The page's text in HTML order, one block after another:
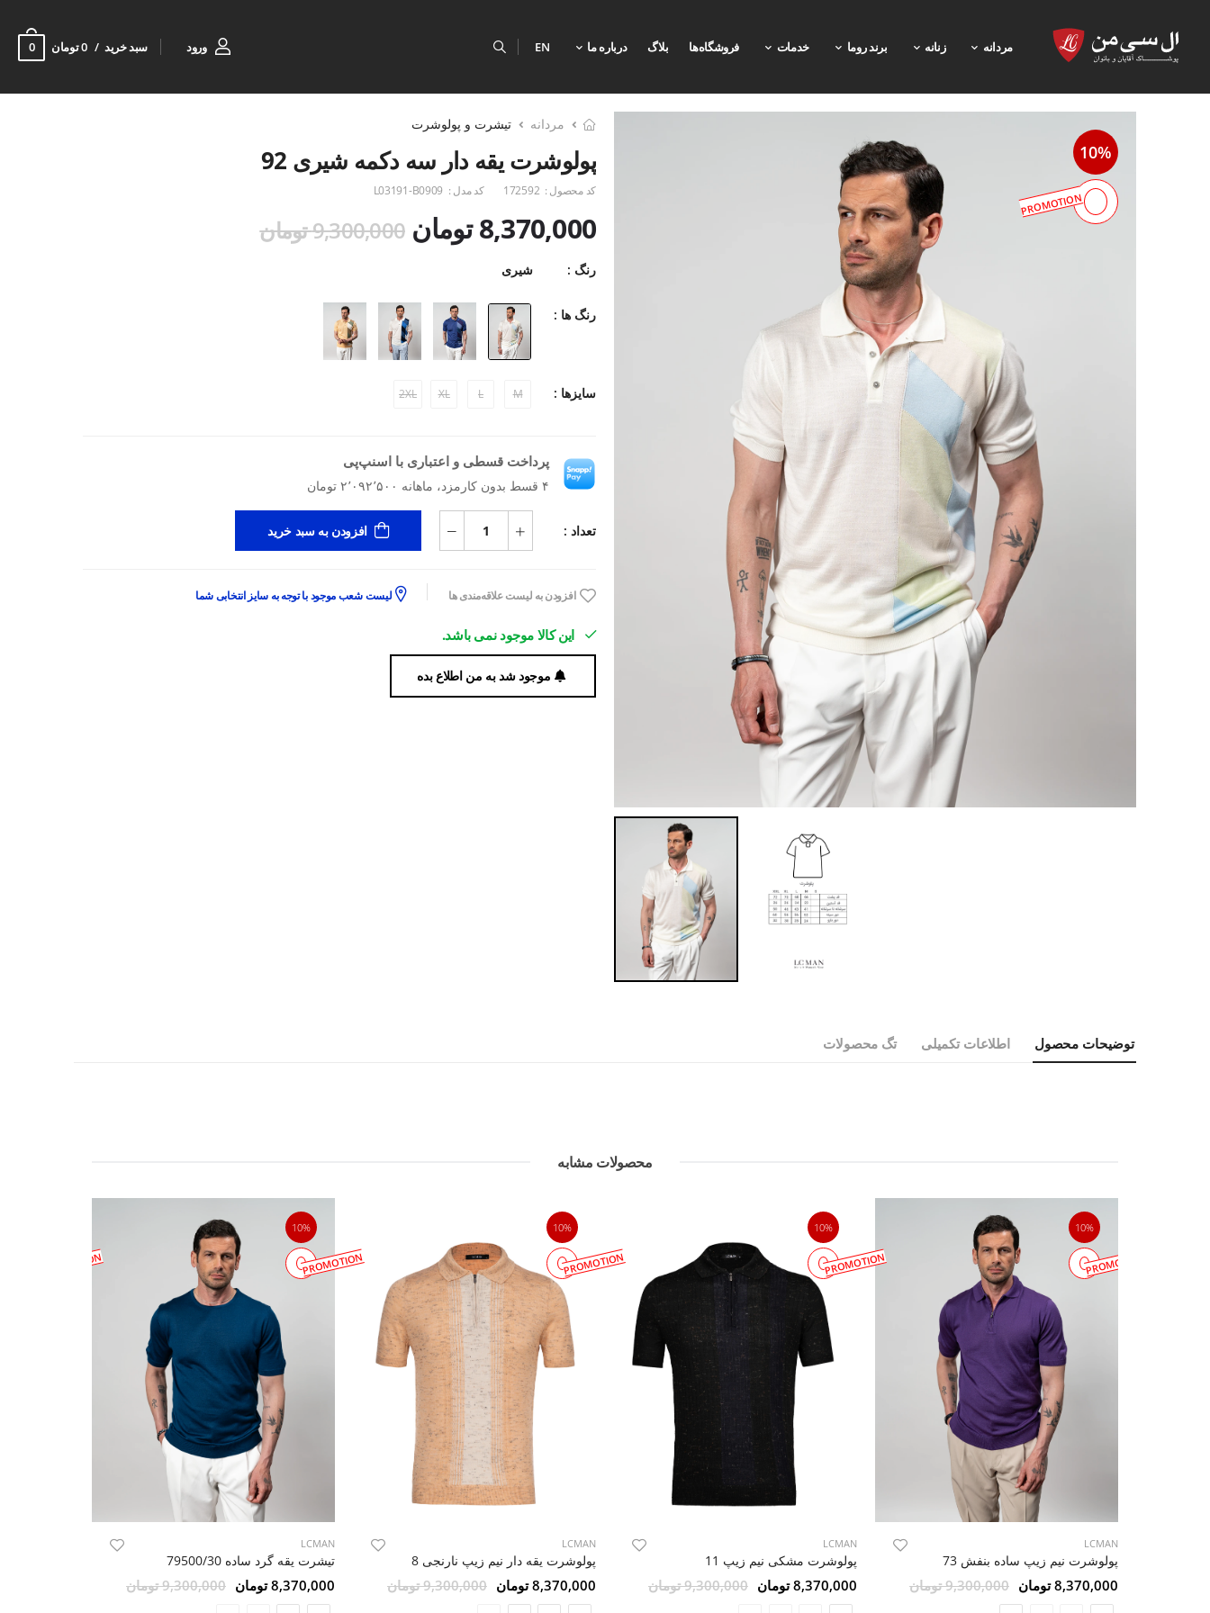
مردانه زنانه برند روما خدمات فروشگاه‌ها بلاگ درباره ما EN ورود سبد خرید 0 تومان 0
10%
PROMOTION
مردانه تیشرت و پولوشرت
پولوشرت یقه دار سه دکمه شیری 92
کد محصول : 172592 کد مدل : L03191-B0909
8,370,000 تومان 9,300,000 تومان
رنگ : شیری
رنگ ها :
سایزها : M
L
XL
2XL
پرداخت قسطی و اعتباری با اسنپ‌پی
۴ قسط بدون کارمزد، ماهانه ۲٬۰۹۲٬۵۰۰ تومان
تعداد : افزودن به سبد خرید
افزودن به لیست علاقه‌مندی ها لیست شعب موجود با توجه به سایز انتخابی شما
این کالا موجود نمی باشد.
موجود شد به من اطلاع بده
توضیحات محصول اطلاعات تکمیلی تگ محصولات
محصولات مشابه
10%
PROMOTION
LCMAN
پولوشرت نیم زیپ ساده بنفش 73
8,370,000 تومان 9,300,000 تومان
10%
PROMOTION
LCMAN
پولوشرت مشکی نیم زیپ 11
8,370,000 تومان 9,300,000 تومان
10%
PROMOTION
LCMAN
پولوشرت یقه دار نیم زیپ نارنجی 8
8,370,000 تومان 9,300,000 تومان
10%
PROMOTION
LCMAN
تیشرت یقه گرد ساده 79500/30
8,370,000 تومان 9,300,000 تومان
PROMOTION